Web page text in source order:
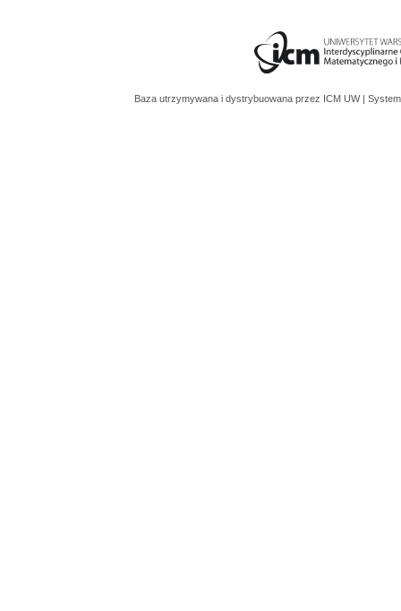
Baza utrzymywana i dystrybuowana przez ICM UW |